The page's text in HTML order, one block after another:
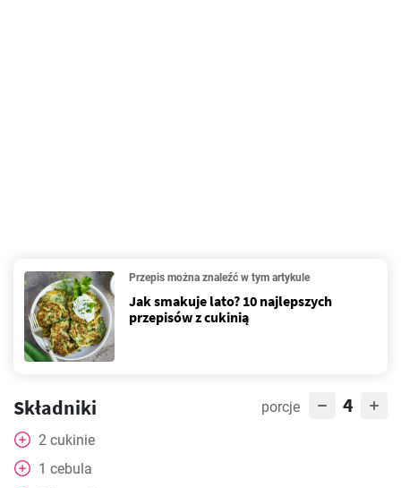
Przepis można znaleźć w tym artykule
Jak smakuje lato? 10 najlepszych
przepisów z cukinią
Składniki porcje 4
2 cukinie
1 cebula